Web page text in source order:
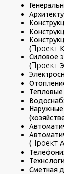
(Проект
Силовое
(Проект
Тепловые
(Проект
Сметная